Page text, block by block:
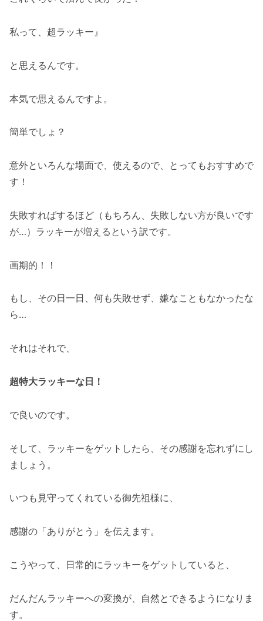
私って、超ラッキー』
と思えるんです。
本気で思えるんですよ。
簡単でしょ？
意外といろんな場面で、使えるので、とってもおすすめで
す！
失敗すればするほど（もちろん、失敗しない方が良いです
が…）ラッキーが増えるという訳です。
画期的！！
もし、その日一日、何も失敗せず、嫌なこともなかったな
ら…
それはそれで、
超特大ラッキーな日！
で良いのです。
そして、ラッキーをゲットしたら、その感謝を忘れずにし
ましょう。
いつも見守ってくれている御先祖様に、
感謝の「ありがとう」を伝えます。
こうやって、日常的にラッキーをゲットしていると、
だんだんラッキーへの変換が、自然とできるようになりま
す。